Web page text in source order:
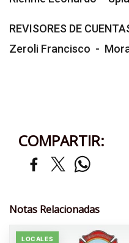
REVISORES DE
Zeroli Francisco -
COMPARTIR:
Notas Relacionadas
LOCALES